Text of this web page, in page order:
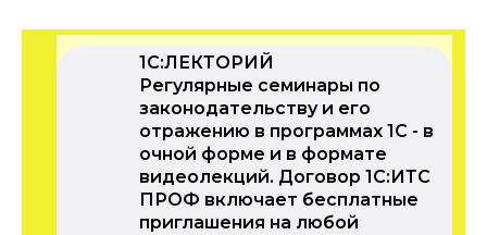
1С:ЛЕКТОРИЙ
Регулярные семинары по
законодательству и его
отражению в программах 1С - в
очной форме и в формате
видеолекций. Договор 1С:ИТС
ПРОФ включает бесплатные
приглашения на любой